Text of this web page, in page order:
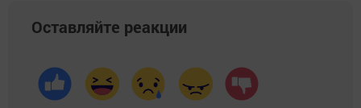
Оставляйте реакции